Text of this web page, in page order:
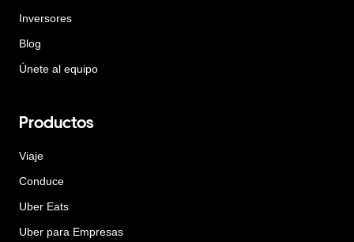
Inversores
Blog
Únete al equipo
Productos
Viaje
Conduce
Uber Eats
Uber para Empresas